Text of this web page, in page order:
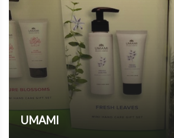
UMAMI